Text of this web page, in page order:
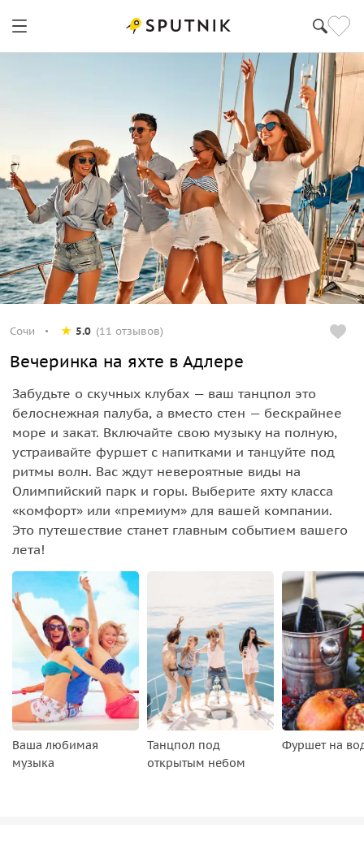
Сочи 5.0 (11 отзывов)
Вечеринка на яхте в Адлере
Забудьте о скучных клубах — ваш танцпол это
белоснежная палуба, а вместо стен — бескрайнее
море и закат. Включайте свою музыку на полную,
устраивайте фуршет с напитками и танцуйте под
ритмы волн. Вас ждут невероятные виды на
Олимпийский парк и горы. Выберите яхту класса
«комфорт» или «премиум» для вашей компании.
Это путешествие станет главным событием вашего
лета!
Ваша любимая
музыка
Танцпол под
открытым небом
Фуршет на